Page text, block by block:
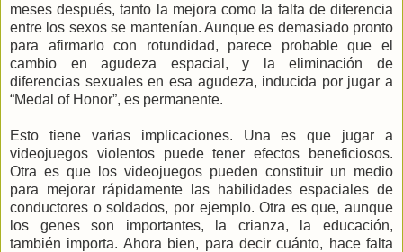
meses después, tanto la mejora como la falta de diferencia
entre los sexos se mantenían. Aunque es demasiado pronto
para afirmarlo con rotundidad, parece probable que el
cambio en agudeza espacial, y la eliminación de
diferencias sexuales en esa agudeza, inducida por jugar a
“Medal of Honor”, es permanente.
Esto tiene varias implicaciones. Una es que jugar a
videojuegos violentos puede tener efectos beneficiosos.
Otra es que los videojuegos pueden constituir un medio
para mejorar rápidamente las habilidades espaciales de
conductores o soldados, por ejemplo. Otra es que, aunque
los genes son importantes, la crianza, la educación,
también importa. Ahora bien, para decir cuánto, hace falta